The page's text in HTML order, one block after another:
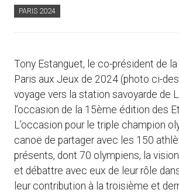
PARIS 2024
Tony Estanguet, le co-président de
Paris aux Jeux de 2024 (photo ci-
voyage vers la station savoyarde de
l’occasion de la 15ème édition des
L’occasion pour le triple champion
canoë de partager avec les 150
présents, dont 70 olympiens, la
et débattre avec eux de leur rôle
leur contribution à la troisième et